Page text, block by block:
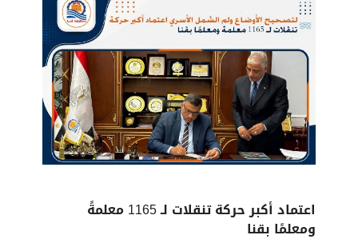
اعتماد أكبر حركة تنقلات لـ 1165 معلمةً
ومعلمًا بقنا